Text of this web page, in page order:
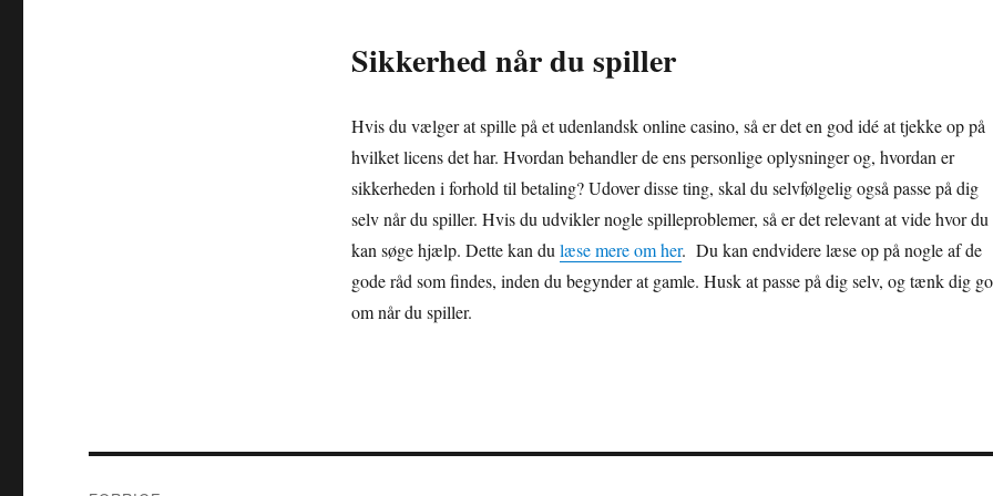
Sikkerhed når du spiller
Hvis du vælger at spille på et udenlandsk online casino, så er det en god idé at tjekke op på
hvilket licens det har. Hvordan behandler de ens personlige oplysninger og, hvordan er
sikkerheden i forhold til betaling? Udover disse ting, skal du selvfølgelig også passe på dig
selv når du spiller. Hvis du udvikler nogle spilleproblemer, så er det relevant at vide hvor du
kan søge hjælp. Dette kan du læse mere om her. Du kan endvidere læse op på nogle af de
gode råd som findes, inden du begynder at gamle. Husk at passe på dig selv, og tænk dig
om når du spiller.